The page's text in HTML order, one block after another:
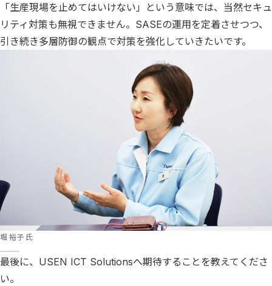
「生産現場を止めてはいけない」という意味では、当然セキュ
リティ対策も無視できません。SASEの運用を定着させつつ、
引き続き多層防御の観点で対策を強化していきたいです。
堀 裕子 氏
最後に、USEN ICT Solutionsへ期待することを教えてくださ
い。